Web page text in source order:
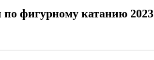
фигурному катанию 2023